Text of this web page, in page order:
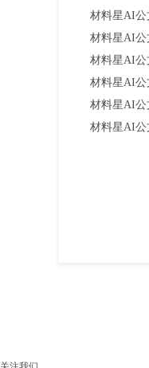
材料星AI公
材料星AI公
材料星AI公
材料星AI公
材料星AI公
材料星AI公